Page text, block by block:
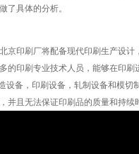
了具体的分析。
印刷厂将配备现代印刷生产设计
印刷专业技术人员，能够在印
备，印刷设备，轧制设备和模切
且无法保证印刷品的质量和持续